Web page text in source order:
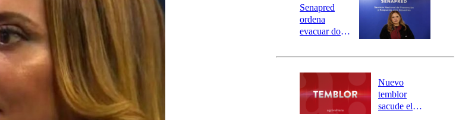
Senapred
ordena
evacuar dos
Carahue por
río Damas:
activa
mensajería
SAE
Nuevo
temblor
sacude el